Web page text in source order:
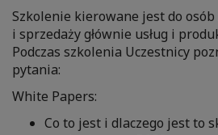
Szkolenie kierowane jest do
i sprzedaży głównie usług i
Podczas szkolenia Uczestnicy
pytania:
White Papers:
Co to jest i dlaczego jest to